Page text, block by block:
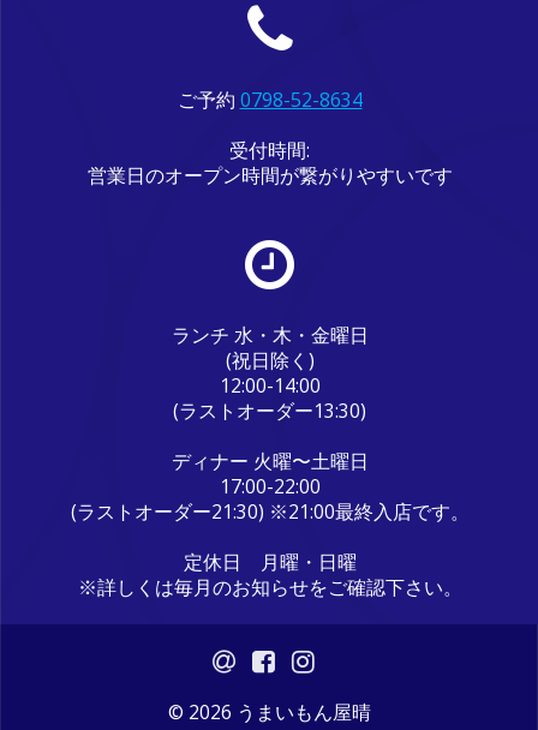
ご予約 0798-52-8634
受付時間:
営業日のオープン時間が繋がりやすいです
ランチ 水・木・金曜日
(祝日除く)
12:00-14:00
(ラストオーダー13:30)
ディナー 火曜〜土曜日
17:00-22:00
(ラストオーダー21:30) ※21:00最終入店です。
定休日 月曜・日曜
※詳しくは毎月のお知らせをご確認下さい。
© 2026 うまいもん屋晴